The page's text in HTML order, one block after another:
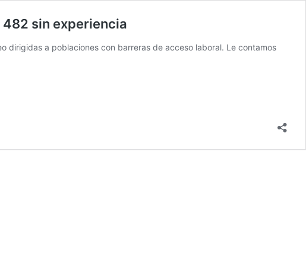
sin experiencia
dirigidas a poblaciones con barreras de acceso laboral. Le contamos